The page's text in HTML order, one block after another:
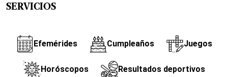
SERVICIOS
Efemérides Cumpleaños Juegos
Horóscopos Resultados deportivos